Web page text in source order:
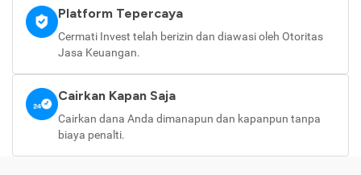
Platform Tepercaya
Cermati Invest telah berizin dan diawasi oleh Otoritas
Jasa Keuangan.
Cairkan Kapan Saja
Cairkan dana Anda dimanapun dan kapanpun tanpa
biaya penalti.